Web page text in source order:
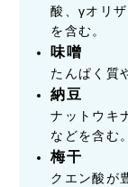
酸、γオリ
を含む。
味噌
たんぱく質
納豆
ナットウキ
などを含む。
梅干
クエン酸が